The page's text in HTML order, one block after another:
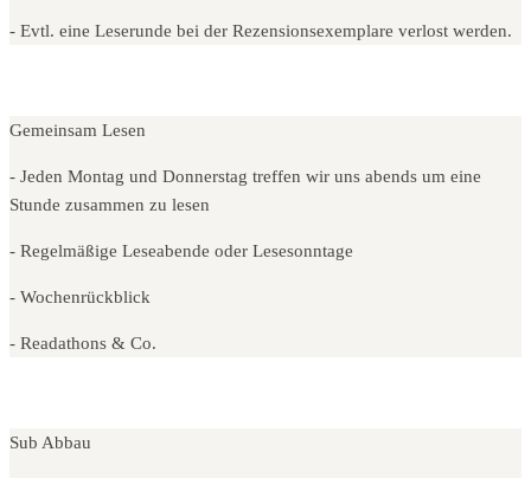
- Evtl. eine Leserunde bei der Rezensionsexemplare verlost werden.
Gemeinsam Lesen
- Jeden Montag und Donnerstag treffen wir uns abends um eine
Stunde zusammen zu lesen
- Regelmäßige Leseabende oder Lesesonntage
- Wochenrückblick
- Readathons & Co.
Sub Abbau